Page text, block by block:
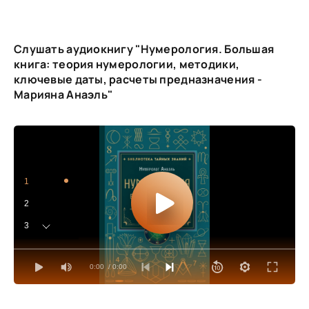
Слушать аудиокнигу "Нумерология. Большая
книга: теория нумерологии, методики,
ключевые даты, расчеты предназначения -
Марияна Анаэль"
0:00 / 0:00
1
2
3
4